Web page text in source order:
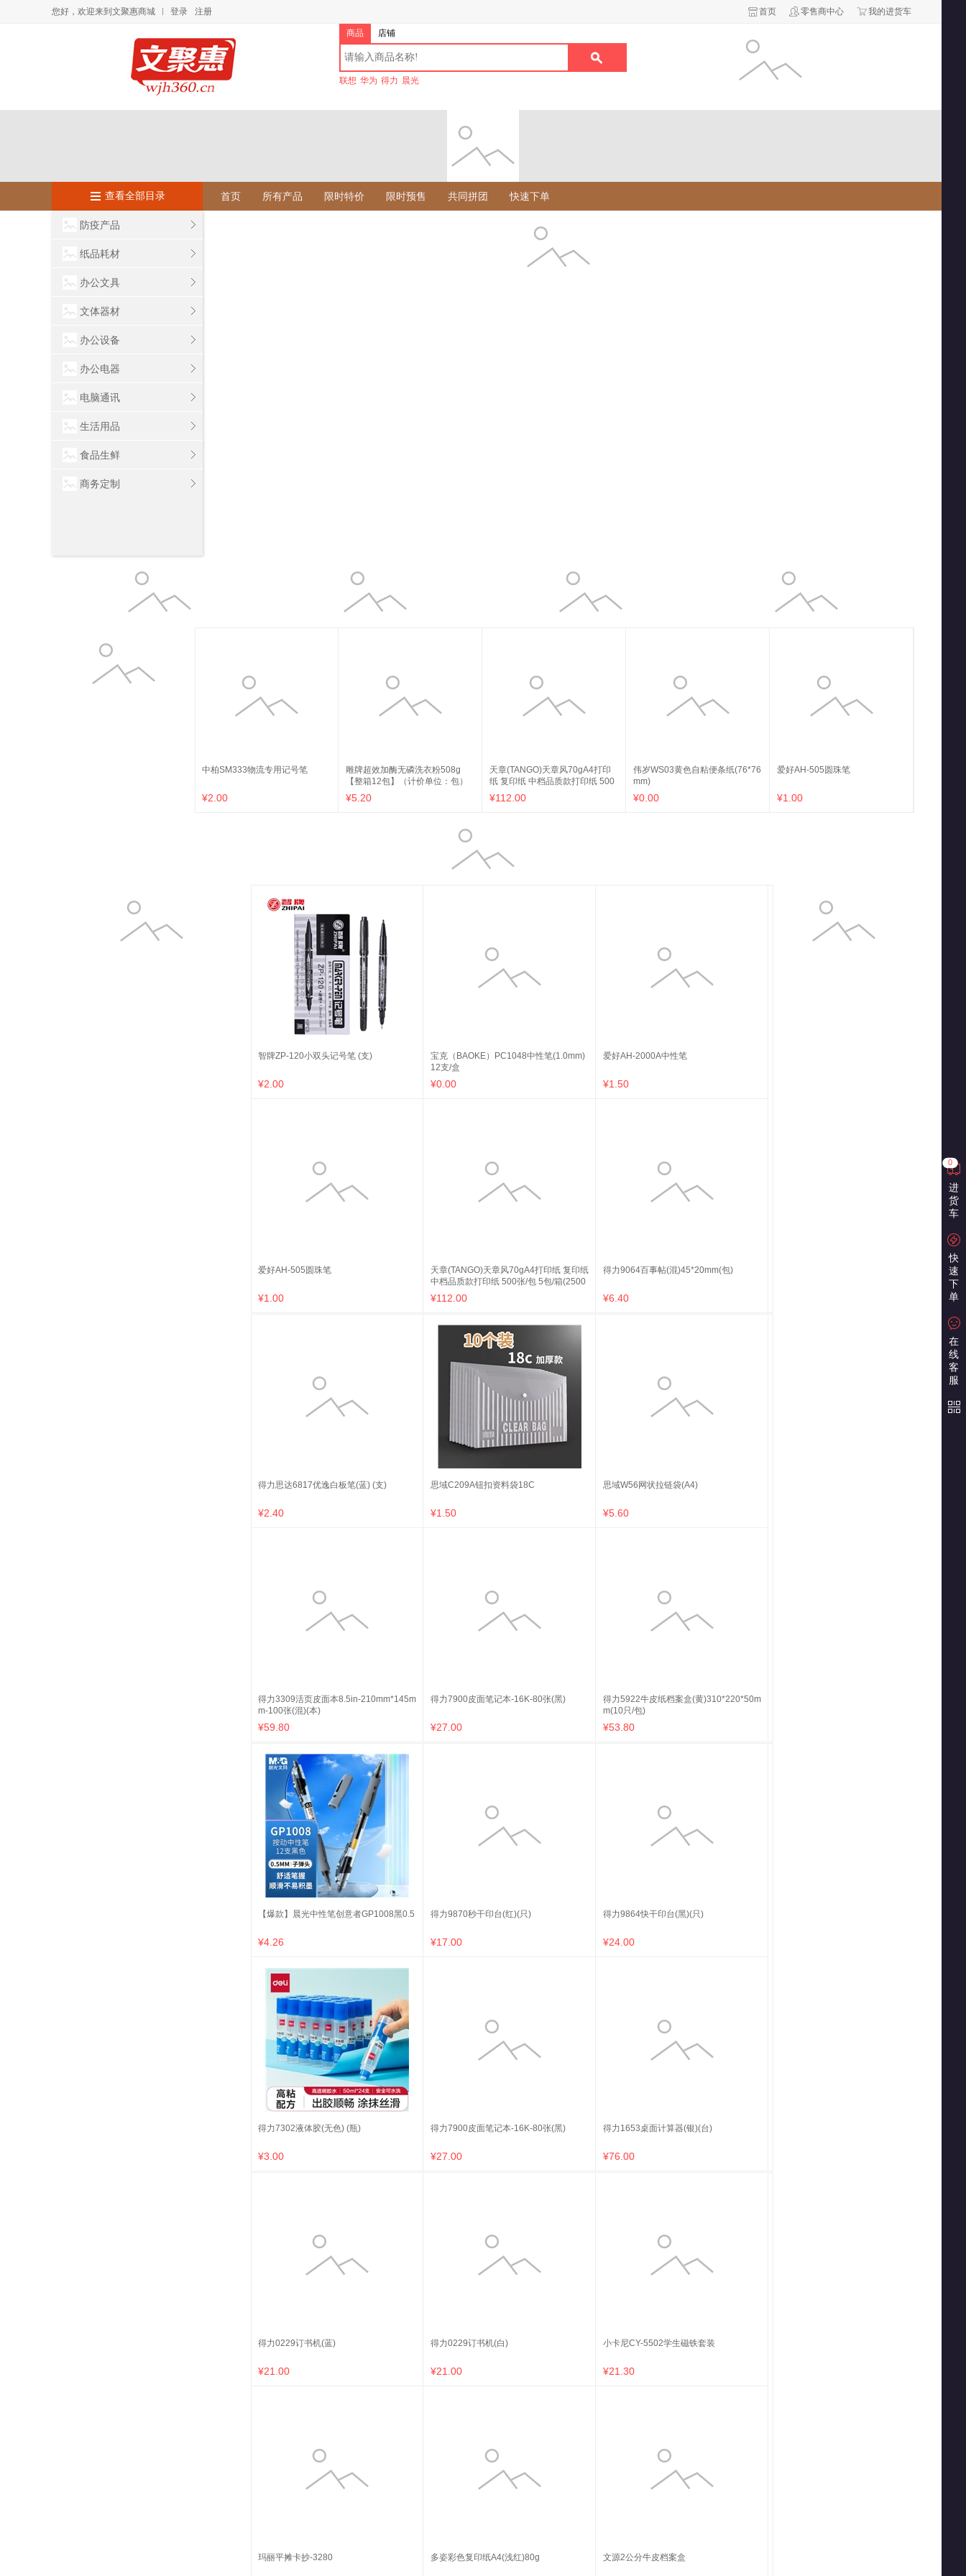
您好，欢迎来到文聚惠商城 登录 注册 首页 零售商中心 我的进货车
商品 店铺
联想 华为 得力 晨光
查看全部目录 首页 所有产品 限时特价 限时预售 共同拼团 快速下单
防疫产品
纸品耗材
办公文具
文体器材
办公设备
办公电器
电脑通讯
生活用品
食品生鲜
商务定制
中柏SM333物流专用记号笔
¥2.00
雕牌超效加酶无磷洗衣粉508g
【整箱12包】（计价单位：包）
¥5.20
天章(TANGO)天章风70gA4打印
纸 复印纸 中档品质款打印纸 500
张/包 5包/箱(2500张)
¥112.00
伟岁WS03黄色自粘便条纸(76*76
mm)
¥0.00
爱好AH-505圆珠笔
¥1.00
智牌ZP-120小双头记号笔 (支)
¥2.00
宝克（BAOKE）PC1048中性笔(1.0mm)
12支/盒
¥0.00
爱好AH-2000A中性笔
¥1.50
爱好AH-505圆珠笔
¥1.00
天章(TANGO)天章风70gA4打印纸 复印纸
中档品质款打印纸 500张/包 5包/箱(2500
张)
¥112.00
得力9064百事帖(混)45*20mm(包)
¥6.40
得力思达6817优逸白板笔(蓝) (支)
¥2.40
思域C209A钮扣资料袋18C
¥1.50
思域W56网状拉链袋(A4)
¥5.60
得力3309活页皮面本8.5in-210mm*145m
m-100张(混)(本)
¥59.80
得力7900皮面笔记本-16K-80张(黑)
¥27.00
得力5922牛皮纸档案盒(黄)310*220*50m
m(10只/包)
¥53.80
【爆款】晨光中性笔创意者GP1008黑0.5
¥4.26
得力9870秒干印台(红)(只)
¥17.00
得力9864快干印台(黑)(只)
¥24.00
得力7302液体胶(无色) (瓶)
¥3.00
得力7900皮面笔记本-16K-80张(黑)
¥27.00
得力1653桌面计算器(银)(台)
¥76.00
得力0229订书机(蓝)
¥21.00
得力0229订书机(白)
¥21.00
小卡尼CY-5502学生磁铁套装
¥21.30
玛丽平摊卡抄-3280 多姿彩色复印纸A4(浅红)80g 文源2公分牛皮档案盒
0
进
货
车
快
速
下
单
在
线
客
服